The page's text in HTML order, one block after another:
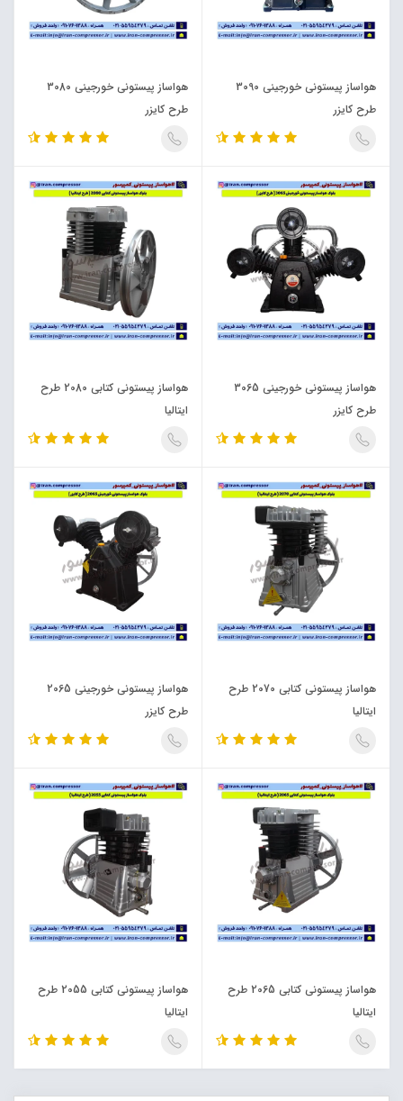
هواساز پیستونی خورجینی 3090
طرح کایزر
هواساز پیستونی خورجینی 3080
طرح کایزر
هواساز پیستونی خورجینی 3065
طرح کایزر
هواساز پیستونی کتابی 2080 طرح
ایتالیا
هواساز پیستونی کتابی 2070 طرح
ایتالیا
هواساز پیستونی خورجینی 2065
طرح کایزر
هواساز پیستونی کتابی 2065 طرح
ایتالیا
هواساز پیستونی کتابی 2055 طرح
ایتالیا